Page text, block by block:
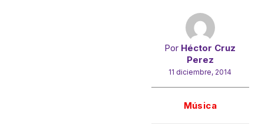
Por Héctor Cruz
Perez
11 diciembre, 2014
Música